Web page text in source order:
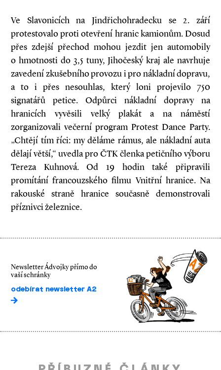
Ve Slavonicích na Jindřichohradecku se 2. září
protestovalo proti otevření hranic kamionům. Dosud
přes zdejší přechod mohou jezdit jen automobily
o hmotnosti do 3,5 tuny, Jihočeský kraj ale navrhuje
zavedení zkušebního provozu i pro nákladní dopravu,
a to i přes nesouhlas, který loni projevilo 750
signatářů petice. Odpůrci nákladní dopravy na
hranicích vyvěsili velký plakát a na náměstí
zorganizovali večerní program Protest Dance Party.
„Chtějí tím říci: my děláme rámus, ale nákladní auta
dělají větší,“ uvedla pro ČTK členka petičního výboru
Tereza Kuhnová. Od 19 hodin také připravili
promítání francouzského filmu Vnitřní hranice. Na
rakouské straně hranice současně demonstrovali
příznivci železnice.
Newsletter Ádvojky přímo do
vaší schránky
odebírat newsletter A2